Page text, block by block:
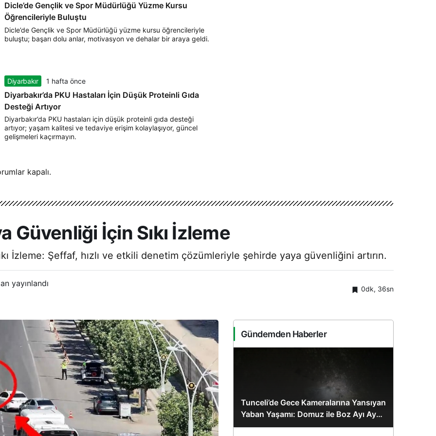
Dicle’de Gençlik ve Spor Müdürlüğü Yüzme Kursu
Öğrencileriyle Buluştu
Dicle’de Gençlik ve Spor Müdürlüğü yüzme kursu öğrencileriyle
buluştu; başarı dolu anlar, motivasyon ve dehalar bir araya geldi.
Diyarbakır 1 hafta önce
Diyarbakır’da PKU Hastaları İçin Düşük Proteinli Gıda
Desteği Artıyor
Diyarbakır’da PKU hastaları için düşük proteinli gıda desteği
artıyor; yaşam kalitesi ve tedaviye erişim kolaylaşıyor, güncel
gelişmeleri kaçırmayın.
kapalı.
Güvenliği İçin Sıkı İzleme
İzleme: Şeffaf, hızlı ve etkili denetim çözümleriyle şehirde yaya güvenliğini artırın.
yayınlandı
0dk, 36sn
Gündemden Haberler
Tunceli’de Gece Kameralarına Yansıyan
Yaban Yaşamı: Domuz ile Boz Ayı Aynı
Karede